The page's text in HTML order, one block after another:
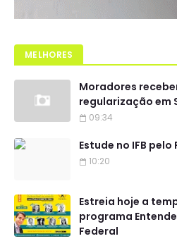
MELHORES
Moradores
regularização em
09:34
Estude no IFB
10:20
Estreia hoje a
programa
Federal